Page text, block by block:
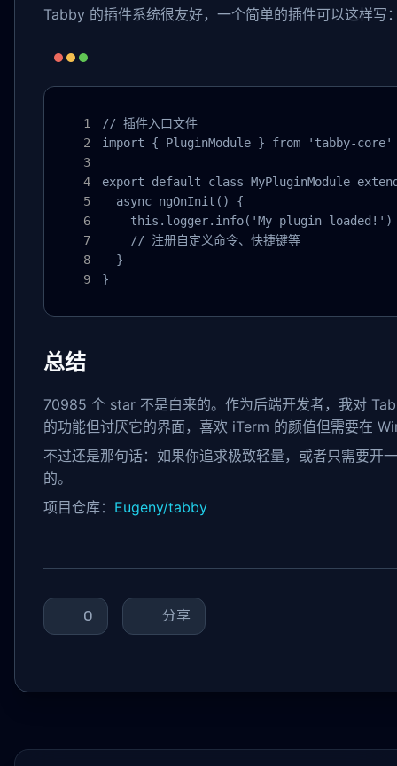
Tabby 的插件系统很友好，一个简单的插件可以这样写
// 插件入口文件
import { PluginModule } from 'tabby-core'
export default class MyPluginModule
  async ngOnInit() {
    this.logger.info('My plugin loaded!')
    // 注册自定义命令、快捷键等
  }
}
总结
70985 个 star 不是白来的。作为后端开发者，我对
的功能但讨厌它的界面，喜欢 iTerm 的颜值但需要在
不过还是那句话：如果你追求极致轻量，或者只需要
的。
项目仓库： Eugeny/tabby
0 分享